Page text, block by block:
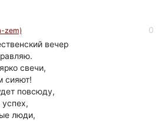
zem)
0
вечер
свечи,
сияют!
повсюду,
успех,
люди,